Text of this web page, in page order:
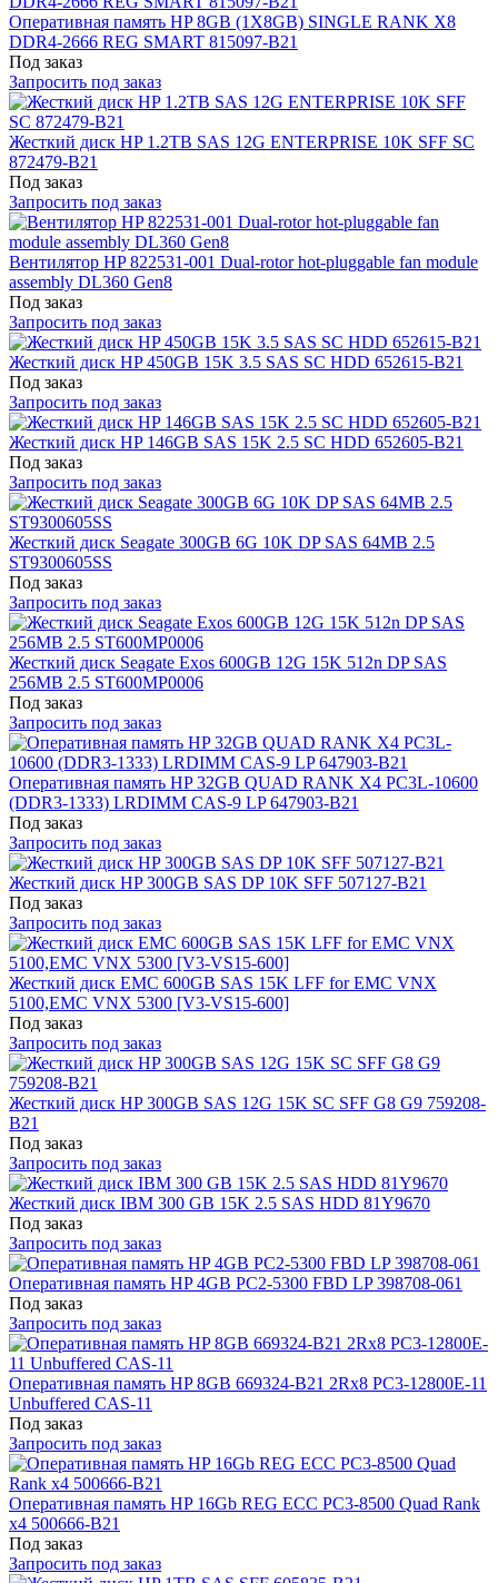
Оперативная память HP 8GB (1X8GB) SINGLE RANK X8
DDR4-2666 REG SMART 815097-B21
Под заказ
Запросить под заказ
Жесткий диск HP 1.2TB SAS 12G ENTERPRISE 10K SFF SC
872479-B21
Под заказ
Запросить под заказ
Вентилятор HP 822531-001 Dual-rotor hot-pluggable fan module
assembly DL360 Gen8
Под заказ
Запросить под заказ
Жесткий диск HP 450GB 15K 3.5 SAS SC HDD 652615-B21
Под заказ
Запросить под заказ
Жесткий диск HP 146GB SAS 15K 2.5 SC HDD 652605-B21
Под заказ
Запросить под заказ
Жесткий диск Seagate 300GB 6G 10K DP SAS 64MB 2.5
ST9300605SS
Под заказ
Запросить под заказ
Жесткий диск Seagate Exos 600GB 12G 15K 512n DP SAS
256MB 2.5 ST600MP0006
Под заказ
Запросить под заказ
Оперативная память HP 32GB QUAD RANK X4 PC3L-10600
(DDR3-1333) LRDIMM CAS-9 LP 647903-B21
Под заказ
Запросить под заказ
Жесткий диск HP 300GB SAS DP 10K SFF 507127-B21
Под заказ
Запросить под заказ
Жесткий диск EMC 600GB SAS 15K LFF for EMC VNX
5100,EMC VNX 5300 [V3-VS15-600]
Под заказ
Запросить под заказ
Жесткий диск HP 300GB SAS 12G 15K SC SFF G8 G9 759208-
B21
Под заказ
Запросить под заказ
Жесткий диск IBM 300 GB 15K 2.5 SAS HDD 81Y9670
Под заказ
Запросить под заказ
Оперативная память HP 4GB PC2-5300 FBD LP 398708-061
Под заказ
Запросить под заказ
Оперативная память HP 8GB 669324-B21 2Rx8 PC3-12800E-11
Unbuffered CAS-11
Под заказ
Запросить под заказ
Оперативная память HP 16Gb REG ECC PC3-8500 Quad Rank
x4 500666-B21
Под заказ
Запросить под заказ